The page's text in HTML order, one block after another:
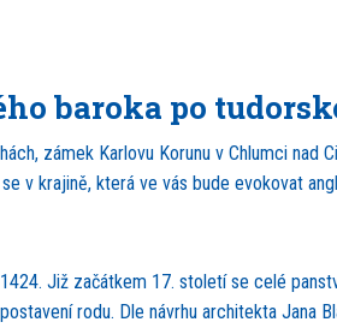
baroka po
zámek Karlovu Korunu v Chlumci nad
v krajině, která ve vás bude evokovat
Již začátkem 17. století se celé
rodu. Dle návrhu architekta Jana